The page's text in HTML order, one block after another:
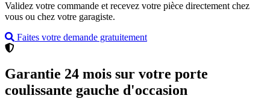
Validez votre commande et recevez votre pièce directement chez
vous ou chez votre garagiste.
Faites votre demande gratuitement
Garantie 24 mois sur votre porte
coulissante gauche d'occasion